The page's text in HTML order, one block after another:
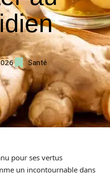
Santé
pour ses vertus
un incontournable dans